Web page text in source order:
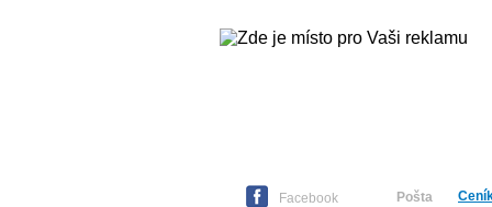
Facebook Pošta